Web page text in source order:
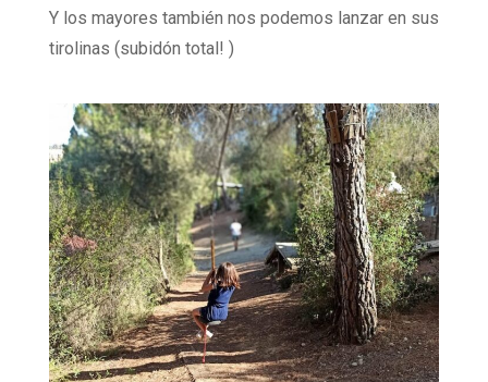
Y los mayores también nos podemos lanzar en sus
tirolinas (subidón total! )